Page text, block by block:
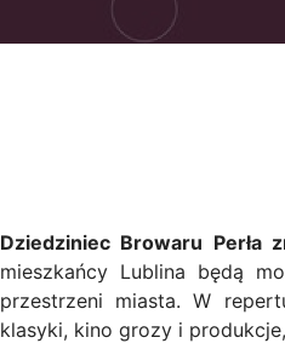
Dziedziniec Browaru
mieszkańcy Lublina będą
przestrzeni miasta. W
klasyki, kino grozy i